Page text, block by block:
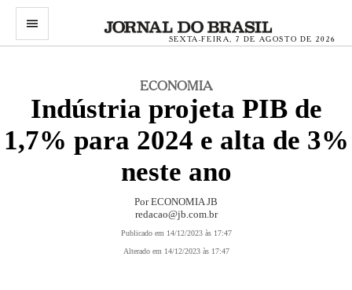
menu
SEXTA-FEIRA, 7 DE AGOSTO DE 2026
ECONOMIA
Indústria projeta PIB de
1,7% para 2024 e alta de 3%
neste ano
Por ECONOMIA JB
redacao@jb.com.br
Publicado em 14/12/2023 às 17:47
Alterado em 14/12/2023 às 17:47